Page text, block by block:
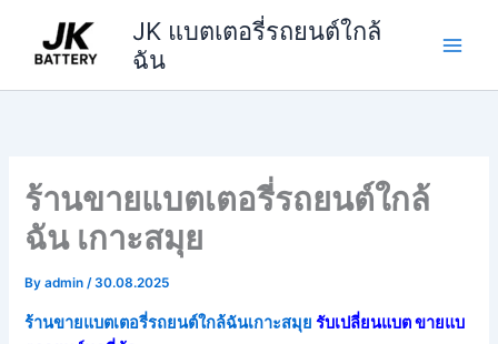
content
JK แบตเตอรี่รถยนต์ใกล้
ฉัน
ร้านขายแบตเตอรี่รถยนต์ใกล้
ฉัน เกาะสมุย
Byadmin/30.08.2025
ร้านขายแบตเตอรี่รถยนต์ใกล้ฉันเกาะสมุย รับเปลี่ยนแบต ขายแบ